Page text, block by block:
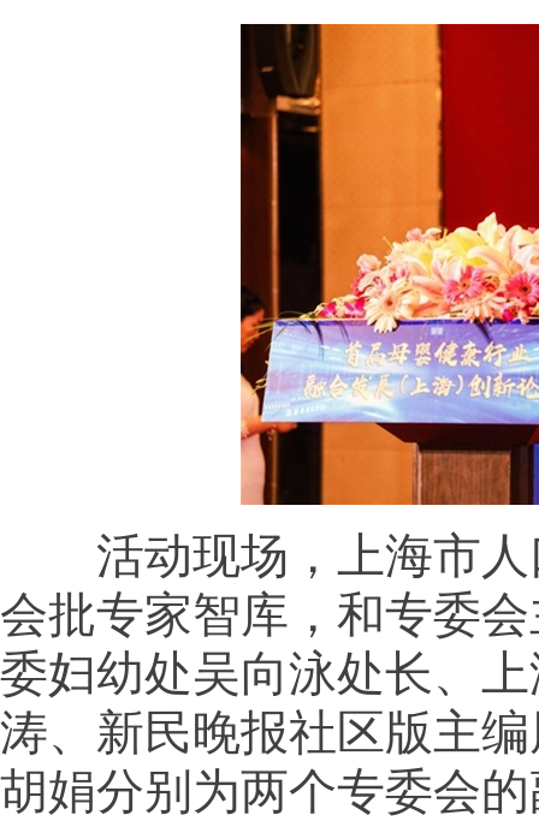
活动现场，上海市人
会批专家智库，和专委
委妇幼处吴向泳处长、
涛、新民晚报社区版主
胡娟分别为两个专委会